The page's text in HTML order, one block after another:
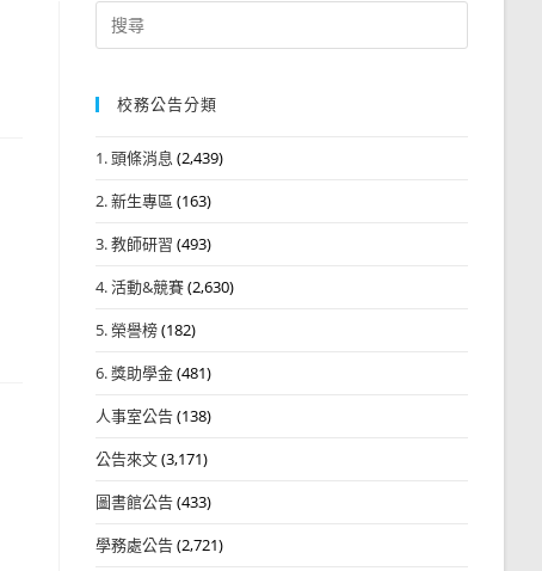
Search
for:
校務公告分類
1. 頭條消息 (2,439)
2. 新生專區 (163)
3. 教師研習 (493)
4. 活動&競賽(2,630)
5. 榮譽榜(182)
6. 獎助學金(481)
人事室公告(138)
公告來文(3,171)
圖書館公告(433)
學務處公告(2,721)